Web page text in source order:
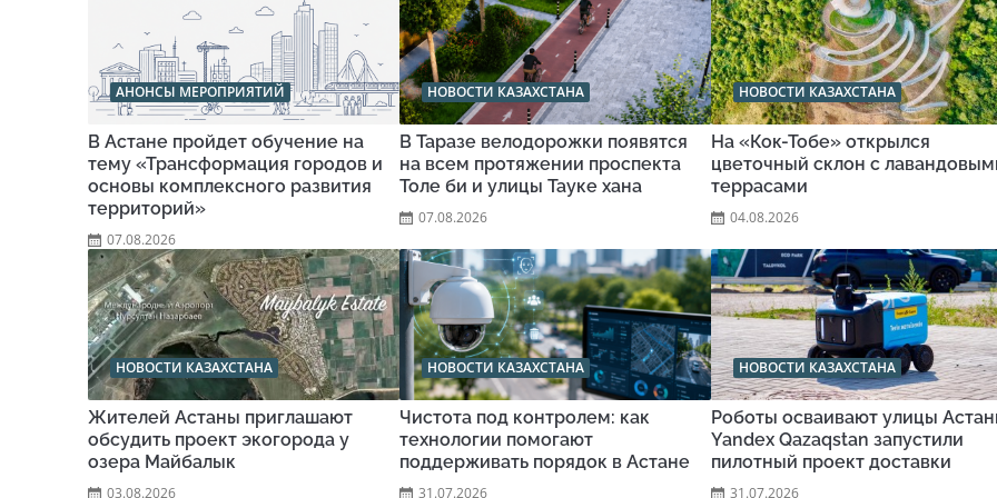
АНОНСЫ МЕРОПРИЯТИЙ
В Астане пройдет обучение на
тему «Трансформация городов и
основы комплексного развития
территорий»
07.08.2026
НОВОСТИ КАЗАХСТАНА
В Таразе велодорожки появятся
на всем протяжении проспекта
Толе би и улицы Тауке хана
07.08.2026
НОВОСТИ КАЗАХСТАНА
На «Кок-Тобе» открылся
цветочный склон с
террасами
04.08.2026
НОВОСТИ КАЗАХСТАНА
Жителей Астаны приглашают
обсудить проект экогорода у
озера Майбалык
03.08.2026
НОВОСТИ КАЗАХСТАНА
Чистота под контролем: как
технологии помогают
поддерживать порядок в Астане
31.07.2026
НОВОСТИ КАЗАХСТАНА
Роботы осваивают улицы
Yandex Qazaqstan запустили
пилотный проект доставки
31.07.2026